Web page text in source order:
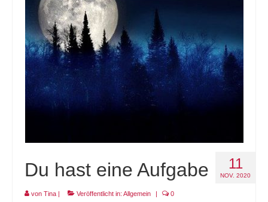
Projekt LEBEN!
11
NOV. 2020
Du hast eine Aufgabe
von Tina | Veröffentlicht in: Allgemein | 0